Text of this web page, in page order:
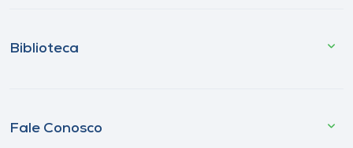
Biblioteca
Fale Conosco